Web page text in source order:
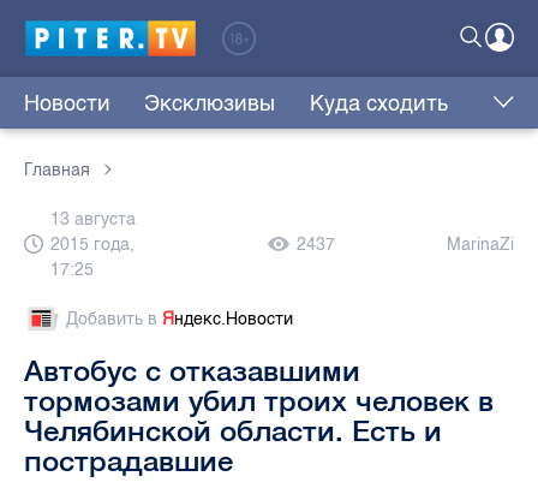
Новости Эксклюзивы Куда сходить
Главная
13 августа
2015 года,
17:25
2437 MarinaZi
Добавить в Яндекс.Новости
Автобус с отказавшими
тормозами убил троих человек в
Челябинской области. Есть и
пострадавшие